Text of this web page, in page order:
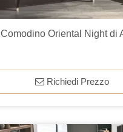
Comodino Oriental Night di
Richiedi Prezzo